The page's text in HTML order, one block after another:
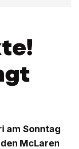
am Sonntag
McLaren